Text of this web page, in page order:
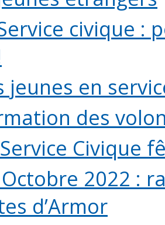
civique :
jeunes en
des
Civique
2022 :
d’Armor